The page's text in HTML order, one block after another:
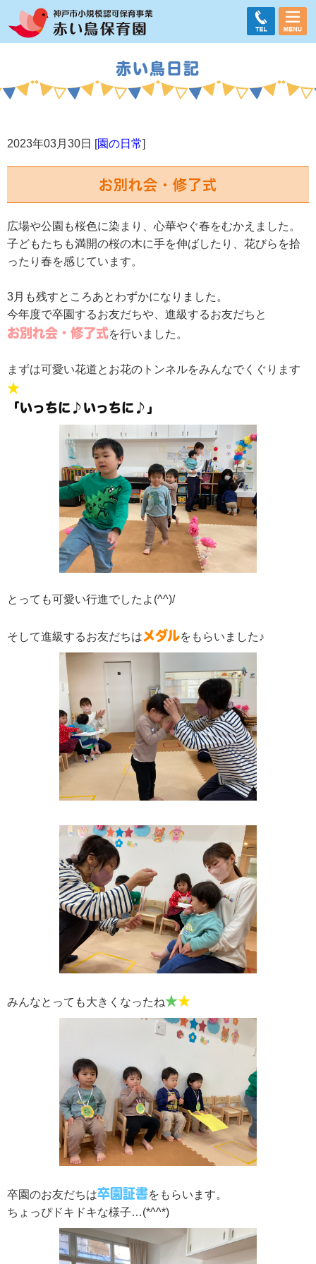
赤い鳥日記
2023年03月30日 [園の日常]
お別れ会・修了式
広場や公園も桜色に染まり、心華やぐ春をむかえました。
子どもたちも満開の桜の木に手を伸ばしたり、花びらを拾
ったり春を感じています。
3月も残すところあとわずかになりました。
今年度で卒園するお友だちや、進級するお友だちと
お別れ会・修了式を行いました。
まずは可愛い花道とお花のトンネルをみんなでくぐります
★
「いっちに♪いっちに♪」
とっても可愛い行進でしたよ(^^)/
そして進級するお友だちは メダルをもらいました♪
みんなとっても大きくなったね★★
卒園のお友だちは卒園証書をもらいます。
ちょっぴドキドキな様子…(*^^*)